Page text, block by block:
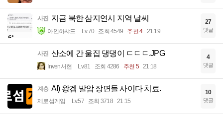
사진 지금 북한 삼지연시 지역 날씨
아인하샤드 Lv.70 조회 4549 추천 4 21:19
27
댓글
사진 산소에 간 울집 댕댕이 ㄷㄷㄷ.JPG
Inven서현 Lv.81 조회 4286 추천 5 21:18
4
댓글
계층 AI) 왕겜 발암 장면들 사이다 치료.
제로섬게임 Lv.57 조회 3718 21:15
10
댓글